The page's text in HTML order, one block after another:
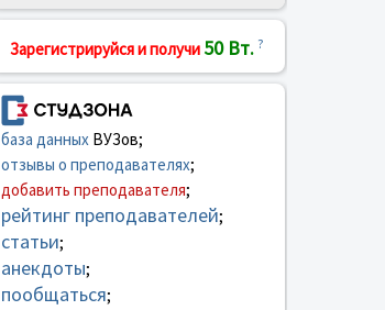
Зарегистрируйся и получи 50 Вт. ?
база данныхВУЗов;
отзывы о преподавателях;
добавить преподавателя;
рейтинг преподавателей;
статьи;
анекдоты;
пообщаться;